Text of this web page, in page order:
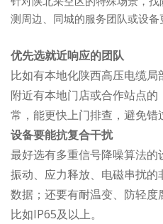
测周边、同城的服务团队或设备
优先选就近响应的团队
比如有本地化陕西高压电缆
附近有本地门店或合作站点
常，能更快上门排查，避免错
设备要能抗复合干扰
最好选有多重信号降噪算法
振动、应力释放、电磁串扰
数据；还要有耐温变、防轻度
比如IP65及以上。